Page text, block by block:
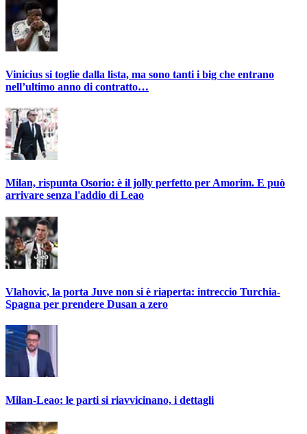
Vinicius si toglie dalla lista, ma sono tanti i big che entrano
nell’ultimo anno di contratto…
Milan, rispunta Osorio: è il jolly perfetto per Amorim. E può
arrivare senza l'addio di Leao
Vlahovic, la porta Juve non si è riaperta: intreccio Turchia-
Spagna per prendere Dusan a zero
Milan-Leao: le parti si riavvicinano, i dettagli